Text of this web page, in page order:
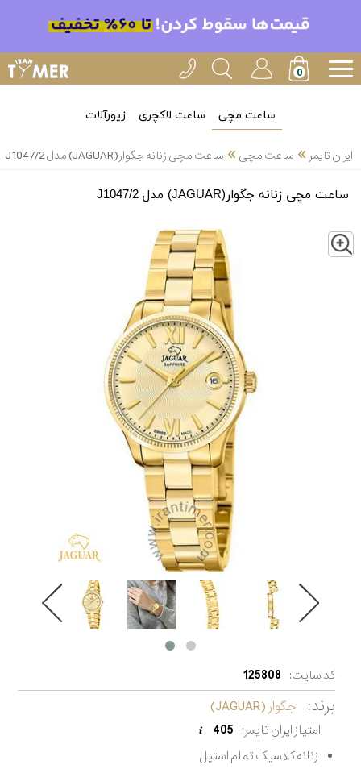
ساعت مچی ساعت لاکچری زیورآلات
ایران تایمر » ساعت مچی» ساعت مچی زنانه جگوار(JAGUAR) مدل J1047/2
ساعت مچی زنانه جگوار(JAGUAR) مدل J1047/2
کد سایت: 125808
برند: جگوار (JAGUAR)
امتیاز ایران تایمر: 405
زنانه کلاسیک تمام استیل